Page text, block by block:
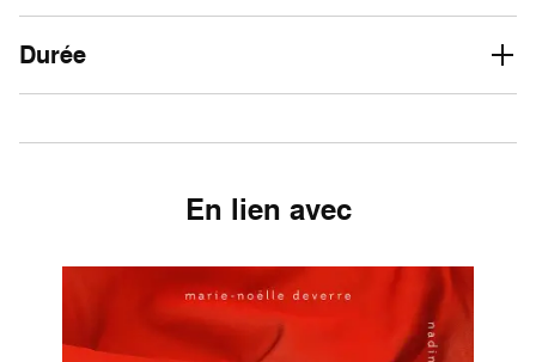
Durée
En lien avec